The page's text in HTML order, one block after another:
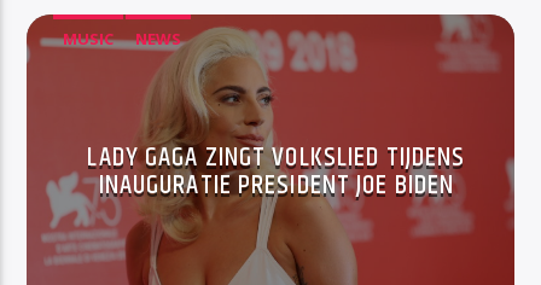
MUSIC NEWS
LADY GAGA ZINGT VOLKSLIED TIJDENS
INAUGURATIE PRESIDENT JOE BIDEN